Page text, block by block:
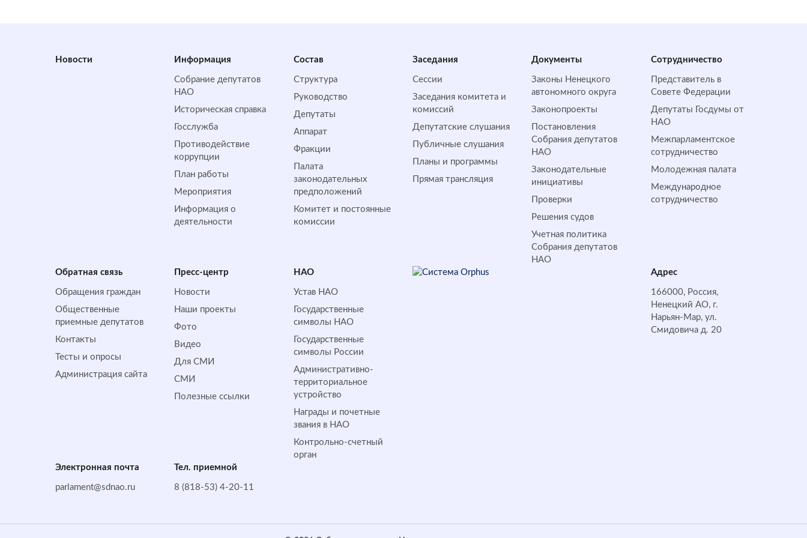
Новости Информация
Собрание депутатов
НАО
Историческая справка
Госслужба
Противодействие
коррупции
План работы
Мероприятия
Информация о
деятельности
Состав
Структура
Руководство
Депутаты
Аппарат
Фракции
Палата
законодательных
предположений
Комитет и постоянные
комиссии
Заседания
Сессии
Заседания комитета и
комиссий
Депутатские слушания
Публичные слушания
Планы и программы
Прямая трансляция
Документы
Законы Ненецкого
автономного округа
Законопроекты
Постановления
Собрания депутатов
НАО
Законодательные
инициативы
Проверки
Решения судов
Учетная политика
Собрания депутатов
НАО
Сотрудничество
Представитель в
Совете Федерации
Депутаты Госдумы от
НАО
Межпарламентское
сотрудничество
Молодежная палата
Международное
сотрудничество
Обратная cвязь
Обращения граждан
Общественные
приемные депутатов
Контакты
Тесты и опросы
Администрация сайта
Пресс-центр
Новости
Наши проекты
Фото
Видео
Для СМИ
СМИ
Полезные ссылки
НАО
Устав НАО
Государственные
символы НАО
Государственные
символы России
Административно-
территориальное
устройство
Награды и почетные
звания в НАО
Контрольно-счетный
орган
Адрес
166000, Россия,
Ненецкий АО, г.
Нарьян-Мар, ул.
Смидовича д. 20
Электронная почта
parlament@sdnao.ru
Тел. приемной
8 (818-53) 4-20-11